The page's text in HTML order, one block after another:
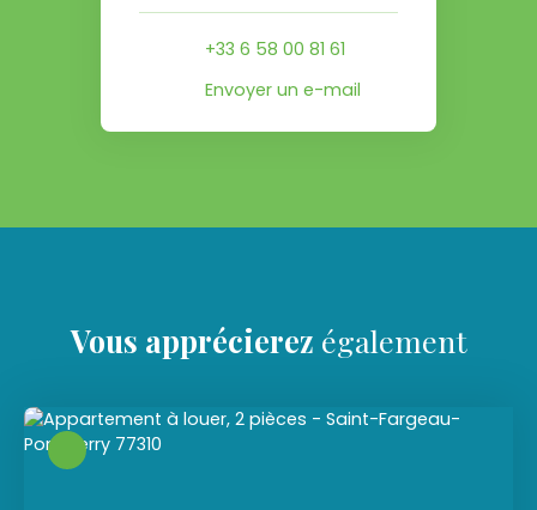
+33 6 58 00 81 61
Envoyer un e-mail
Vous apprécierez également